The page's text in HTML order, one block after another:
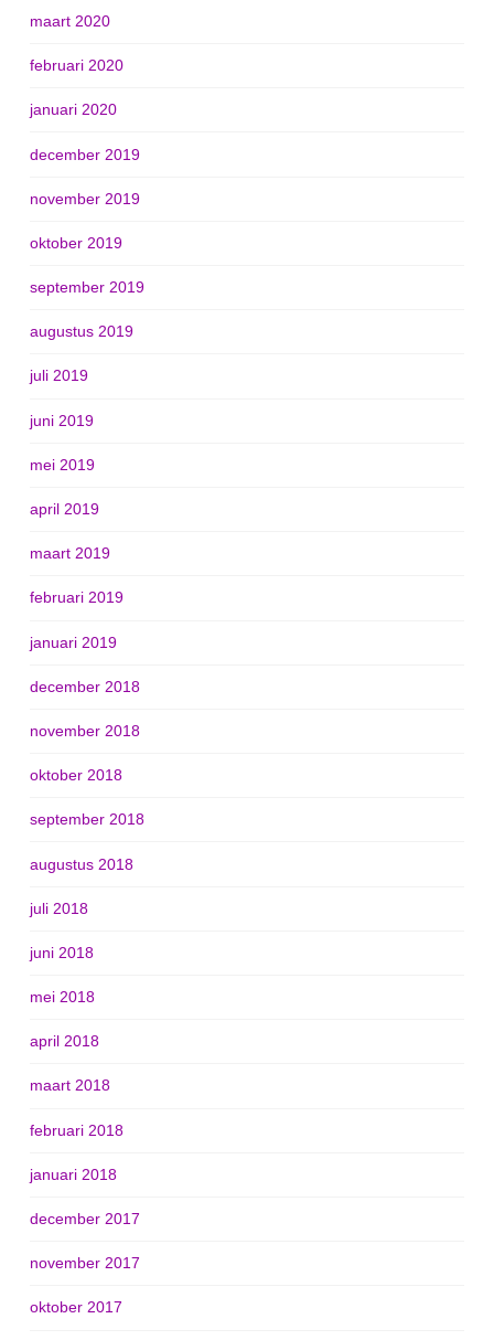
maart 2020
februari 2020
januari 2020
december 2019
november 2019
oktober 2019
september 2019
augustus 2019
juli 2019
juni 2019
mei 2019
april 2019
maart 2019
februari 2019
januari 2019
december 2018
november 2018
oktober 2018
september 2018
augustus 2018
juli 2018
juni 2018
mei 2018
april 2018
maart 2018
februari 2018
januari 2018
december 2017
november 2017
oktober 2017